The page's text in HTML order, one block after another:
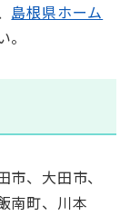
島根県ホーム
、大田市、
南町、川本